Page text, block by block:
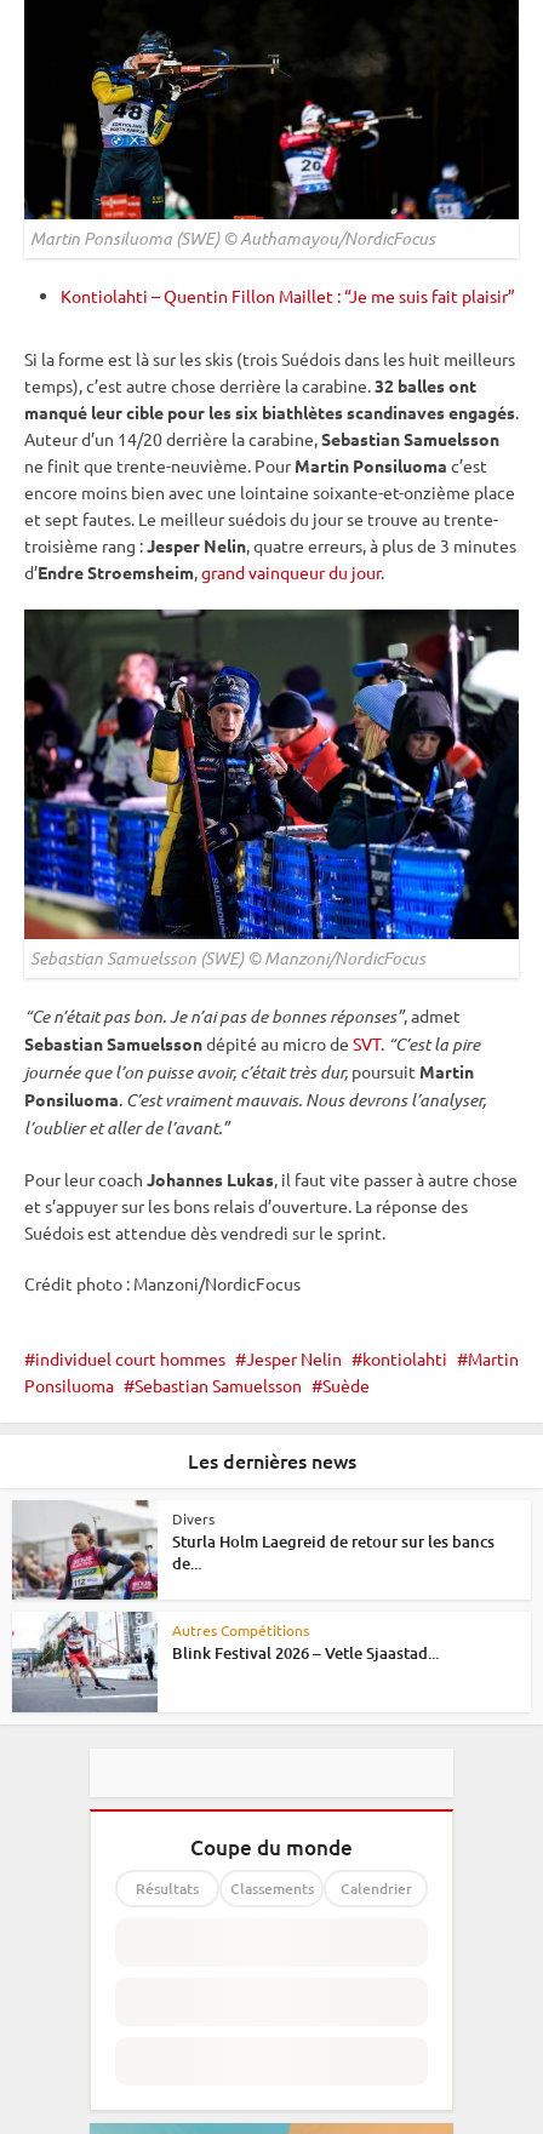
Martin Ponsiluoma (SWE) © Authamayou/NordicFocus
Kontiolahti – Quentin Fillon Maillet : “Je me suis fait plaisir”
Si la forme est là sur les skis (trois Suédois dans les huit meilleurs
temps), c’est autre chose derrière lacarabine.32 balles ont
manqué leurcible pour les six biathlètes scandinaves engagés.
Auteur d’un 14/20 derrière lacarabine,Sebastian Samuelsson
ne finit que trente-neuvième. PourMartin Ponsiluoma c’est
encore moins bien avec une lointaine soixante-et-onzième place
et sept fautes. Le meilleur suédois du jour se trouve au trente-
troisième rang :Jesper Nelin, quatre erreurs, à plus de 3 minutes
d’Endre Stroemsheim,grand vainqueur du jour.
Sebastian Samuelsson (SWE) © Manzoni/NordicFocus
“Ce n’était pas bon. Je n’ai pas de bonnes réponses”, admet
Sebastian Samuelssondépité au micro de SVT. “C’est la pire
journée que l’on puisse avoir, c’était très dur, poursuit Martin
Ponsiluoma. C’est vraiment mauvais. Nous devrons l’analyser,
l’oublier et aller de l’avant.”
Pour leur coach Johannes Lukas, il faut vite passer à autre chose
et s’appuyer sur les bons relaisd’ouverture. La réponse des
Suédois est attendue dès vendredi sur le sprint.
Crédit photo : Manzoni/NordicFocus
individuel court hommes Jesper Nelin kontiolahti
Martin
Ponsiluoma
Sebastian Samuelsson Suède
Les dernières news
Divers
Sturla Holm Laegreid de retour sur les bancs
de...
Autres Compétitions
Blink Festival 2026 – Vetle Sjaastad...
Coupe du monde
Résultats Classements Calendrier